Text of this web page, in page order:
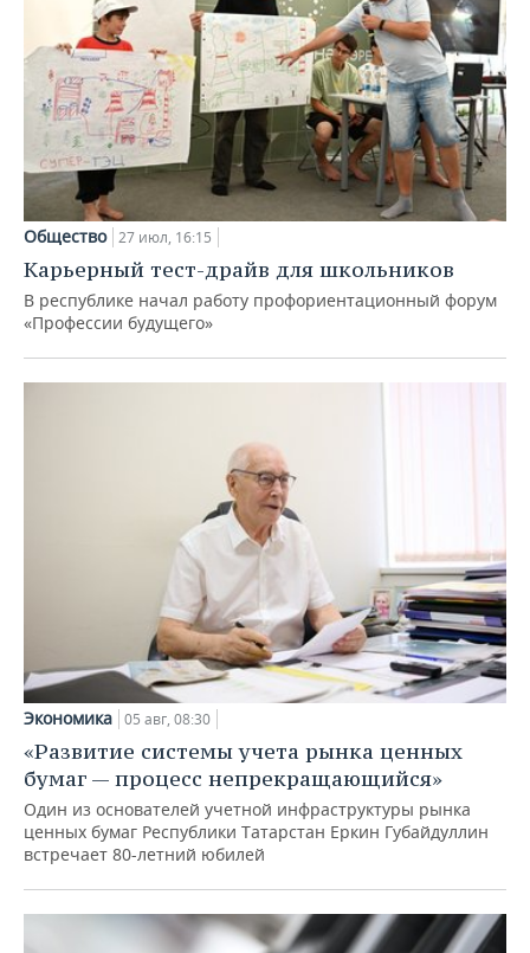
Общество 27 июл, 16:15
Карьерный тест-драйв для школьников
В республике начал работу профориентационный форум
«Профессии будущего»
Экономика 05 авг, 08:30
«Развитие системы учета рынка ценных
бумаг — процесс непрекращающийся»
Один из основателей учетной инфраструктуры рынка
ценных бумаг Республики Татарстан Еркин Губайдуллин
встречает 80-летний юбилей